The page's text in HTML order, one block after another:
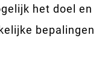
het doel en
bepalingen